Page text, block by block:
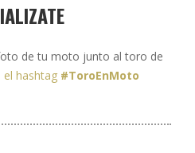
de tu moto junto al toro de
el hashtag #ToroEnMoto